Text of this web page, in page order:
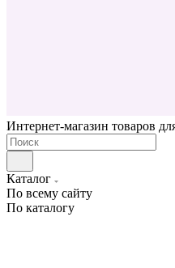
Интернет-магазин товаров
Каталог
По всему сайту
По каталогу